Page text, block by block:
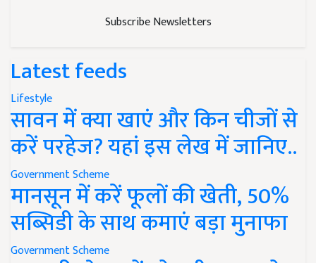
Subscribe Newsletters
Latest feeds
Lifestyle
सावन में क्या खाएं और किन चीजों से
करें परहेज? यहां इस लेख में जानिए..
Government Scheme
मानसून में करें फूलों की खेती, 50%
सब्सिडी के साथ कमाएं बड़ा मुनाफा
Government Scheme